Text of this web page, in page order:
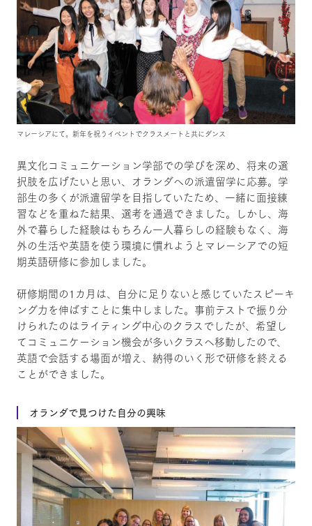
マレーシアにて。新年を祝うイベントでクラスメートと共にダンス
異文化コミュニケーション学部での学びを深め、将来の選
択肢を広げたいと思い、オランダへの派遣留学に応募。学
部生の多くが派遣留学を目指していたため、一緒に面接練
習などを重ねた結果、選考を通過できました。しかし、海
外で暮らした経験はもちろん一人暮らしの経験もなく、海
外の生活や英語を使う環境に慣れようとマレーシアでの短
期英語研修に参加しました。
研修期間の1カ月は、自分に足りないと感じていたスピーキ
ング力を伸ばすことに集中しました。事前テストで振り分
けられたのはライティング中心のクラスでしたが、希望し
てコミュニケーション機会が多いクラスへ移動したので、
英語で会話する場面が増え、納得のいく形で研修を終える
ことができました。
オランダで見つけた自分の興味